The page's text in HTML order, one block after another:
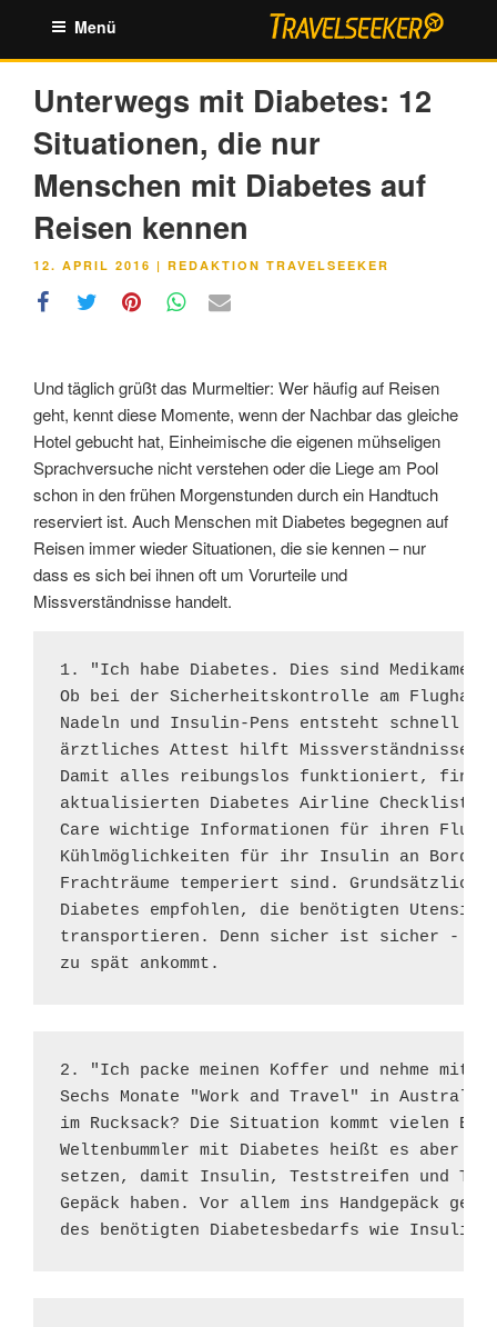
springen
Menü
Unterwegs mit Diabetes: 12
Situationen, die nur
Menschen mit Diabetes auf
Reisen kennen
VERÖFFENTLICHT
12. APRIL 2016 | REDAKTION TRAVELSEEKER
Und täglich grüßt das Murmeltier: Wer häufig auf Reisen
geht, kennt diese Momente, wenn der Nachbar das gleiche
Hotel gebucht hat, Einheimische die eigenen mühseligen
Sprachversuche nicht verstehen oder die Liege am Pool
schon in den frühen Morgenstunden durch ein Handtuch
reserviert ist. Auch Menschen mit Diabetes begegnen auf
Reisen immer wieder Situationen, die sie kennen – nur
dass es sich bei ihnen oft um Vorurteile und
Missverständnisse handelt.
1. "Ich habe Diabetes. Dies sind
Ob bei der Sicherheitskontrolle am
Nadeln und Insulin-Pens entsteht schnell
ärztliches Attest hilft Missverständnisse
Damit alles reibungslos funktioniert,
aktualisierten Diabetes Airline Checkliste
Care wichtige Informationen für ihren
Kühlmöglichkeiten für ihr Insulin an Bord
Frachträume temperiert sind. Grundsätzlich
Diabetes empfohlen, die benötigten
transportieren. Denn sicher ist sicher -
zu spät ankommt.
2. "Ich packe meinen Koffer und nehme
Sechs Monate "Work and Travel" in
im Rucksack? Die Situation kommt vielen
Weltenbummler mit Diabetes heißt es aber
setzen, damit Insulin, Teststreifen und
Gepäck haben. Vor allem ins Handgepäck
des benötigten Diabetesbedarfs wie